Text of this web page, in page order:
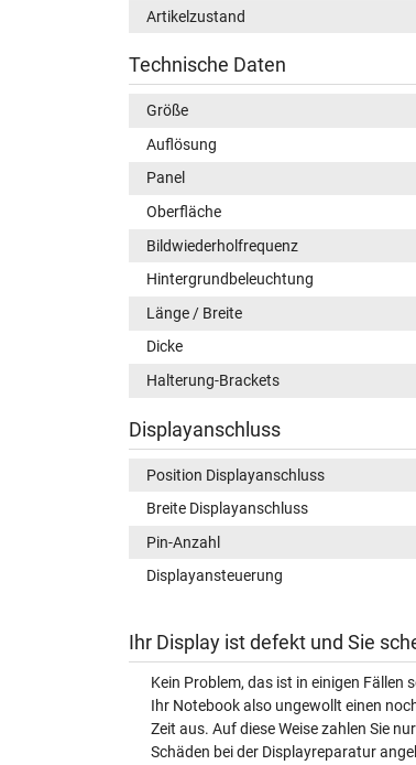
Artikelzustand
Technische Daten
Größe
Auflösung
Panel
Oberfläche
Bildwiederholfrequenz
Hintergrundbeleuchtung
Länge / Breite
Dicke
Halterung-Brackets
Displayanschluss
Position Displayanschluss
Breite Displayanschluss
Pin-Anzahl
Displayansteuerung
Ihr Display ist defekt und Sie
Kein Problem, das ist in einigen
Ihr Notebook also ungewollt einen
Zeit aus. Auf diese Weise zahlen Sie
Schäden bei der Displayreparatur